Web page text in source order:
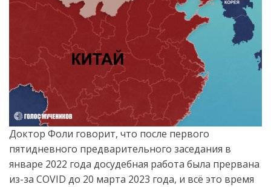
Доктор Фоли говорит, что после первого
пятидневного предварительного заседания в
январе 2022 года досудебная работа была прервана
из-за COVID до 20 марта 2023 года, и всё это время